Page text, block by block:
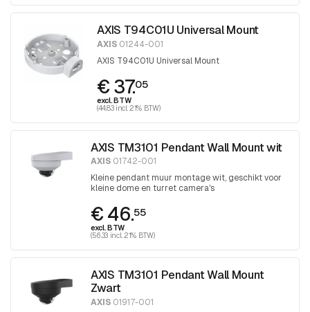
AXIS T94C01U Universal Mount
AXIS 01244-001
AXIS T94C01U Universal Mount
€ 37.05
excl. BTW
(44.83 incl. 21% BTW)
AXIS TM3101 Pendant Wall Mount wit
AXIS 01742-001
Kleine pendant muur montage wit, geschikt voor
kleine dome en turret camera's
€ 46.55
excl. BTW
(56.33 incl. 21% BTW)
AXIS TM3101 Pendant Wall Mount
Zwart
AXIS 01917-001